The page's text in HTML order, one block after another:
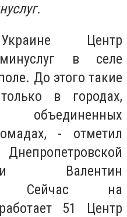
Центр
в селе
До этого такие
в городах,
- отметил
Валентин
Сейчас на
51 Центр